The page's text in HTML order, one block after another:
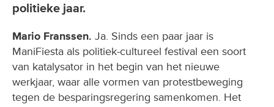
politieke jaar.
Mario Franssen. Ja. Sinds een paar jaar is
ManiFiesta als politiek-cultureel festival een soort
van katalysator in het begin van het nieuwe
werkjaar, waar alle vormen van protestbeweging
tegen de besparingsregering samenkomen. Het